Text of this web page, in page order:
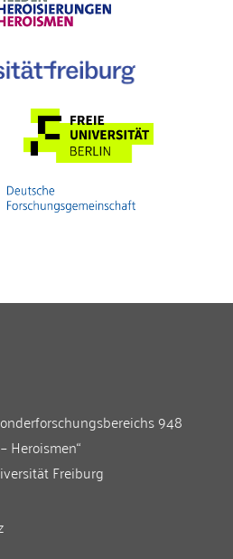
948
Heroismen“
Freiburg